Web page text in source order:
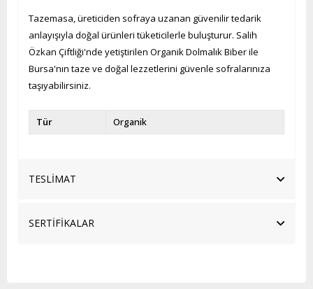
Tazemasa, üreticiden sofraya uzanan güvenilir tedarik
anlayışıyla doğal ürünleri tüketicilerle buluşturur. Salih
Özkan Çiftliği'nde yetiştirilen Organik Dolmalık Biber ile
Bursa'nın taze ve doğal lezzetlerini güvenle sofralarınıza
taşıyabilirsiniz.
Tür Organik
TESLİMAT
SERTİFİKALAR